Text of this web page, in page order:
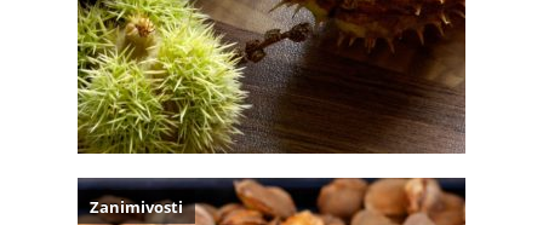
Zanimivosti